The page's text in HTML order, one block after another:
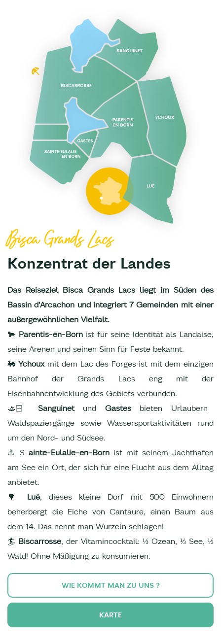
Bisca Grands Lacs
Konzentrat der Landes
Das Reiseziel Bisca Grands Lacs liegt im Süden des
Bassin d'Arcachon und integriert 7 Gemeinden mit einer
außergewöhnlichen Vielfalt.
🐂 Parentis-en-Bornist für seine Identität als Landaise,
seine Arenen und seinen Sinn für Feste bekannt.
🚂Ychouxmit dem Lac des Forges ist mit dem einzigen
Bahnhof der Grands Lacs eng mit der
Eisenbahnentwicklung des Gebiets verbunden.
🚣🏻 Sanguinetund Gastesbieten Urlaubern
Waldspaziergänge sowie Wassersportaktivitäten rund
um den Nord- und Südsee.
⚓ S ainte-Eulalie-en-Born ist mit seinem Jachthafen
am See ein Ort, der sich für eine Flucht aus dem Alltag
anbietet.
🌳 Luë, dieses kleine Dorf mit 500 Einwohnern
beherbergt die Eiche von Cantaure, einen Baum aus
dem 14. Das nennt man Wurzeln schlagen!
🏄 Biscarrosse, der Vitamincocktail: ⅓ Ozean, ⅓ See, ⅓
Wald! Ohne Mäßigung zu konsumieren.
WIE KOMMT MAN ZU UNS ?
KARTE